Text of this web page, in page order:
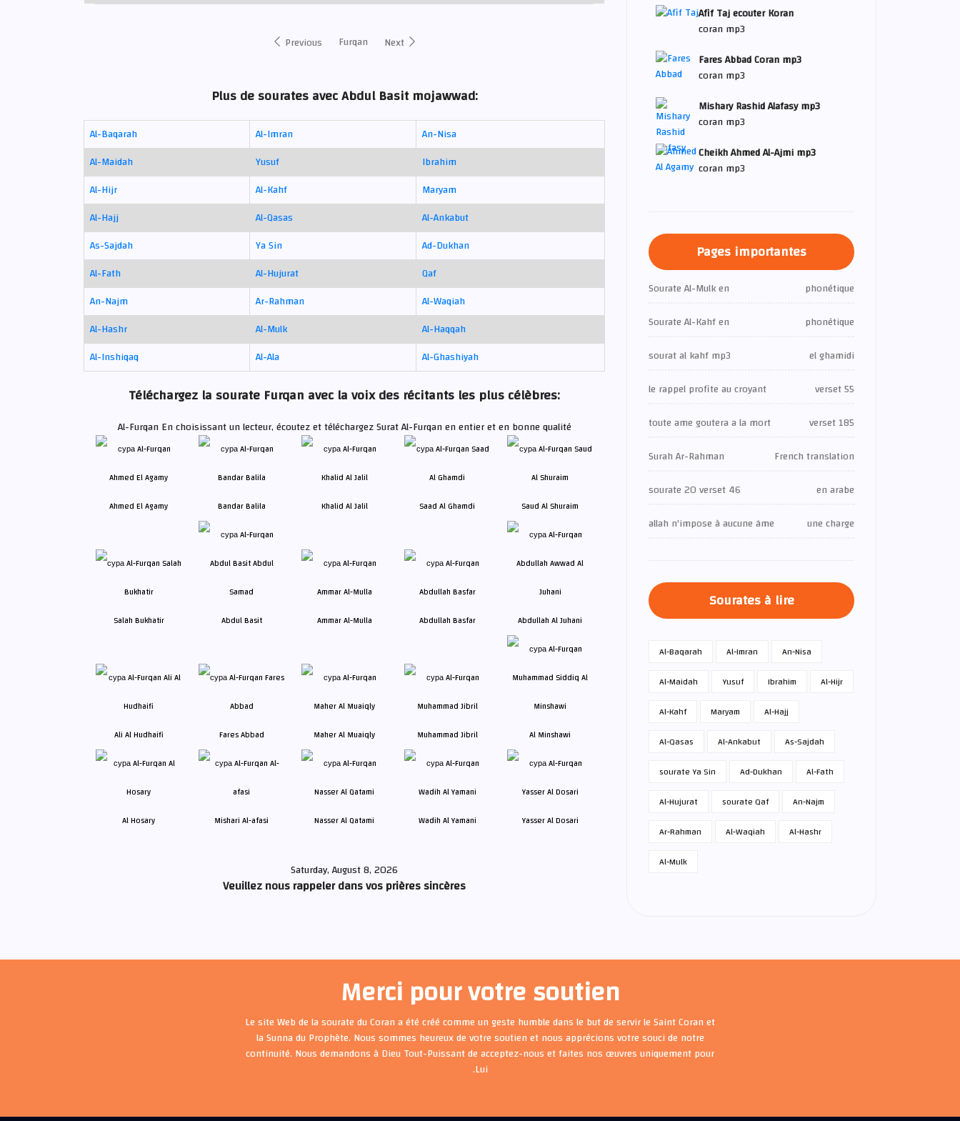
Previous Furqan Next
Plus de sourates avec Abdul Basit mojawwad:
Al-Baqarah Al-Imran
An-Nisa
Al-Maidah
Yusuf
Ibrahim
Al-Hijr
Al-Kahf
Maryam
Al-Hajj
Al-Qasas
Al-Ankabut
As-Sajdah
Ya Sin
Ad-Dukhan
Al-Fath
Al-Hujurat
Qaf
An-Najm
Ar-Rahman
Al-Waqiah
Al-Hashr
Al-Mulk
Al-Haqqah
Al-Inshiqaq
Al-Ala Al-Ghashiyah
Téléchargez la sourate Furqan avec la voix des récitants les plus célèbres:
Al-Furqan En choisissant un lecteur, écoutez et téléchargez Surat Al-Furqan en entier et en bonne qualité
Ahmed El Agamy Bandar Balila Khalid Al Jalil Saad Al Ghamdi Saud Al Shuraim
Salah Bukhatir Abdul Basit Ammar Al-Mulla Abdullah Basfar Abdullah Al Juhani
Ali Al Hudhaifi Fares Abbad Maher Al Muaiqly Muhammad Jibril Al Minshawi
Al Hosary Mishari Al-afasi Nasser Al Qatami Wadih Al Yamani Yasser Al Dosari
Saturday, August 8, 2026
Veuillez nous rappeler dans vos prières sincères
Afif Taj ecouter Koran
coran mp3
Fares Abbad Coran mp3
coran mp3
Mishary Rashid Alafasy mp3
coran mp3
Cheikh Ahmed Al-Ajmi mp3
coran mp3
Pages importantes
Sourate Al-Mulk en
phonétique
Sourate Al-Kahf en
phonétique
sourat al kahf mp3
el ghamidi
le rappel profite au croyant
verset 55
toute ame goutera a la mort
verset 185
Surah Ar-Rahman
French translation
sourate 20 verset 46
en arabe
allah n'impose à aucune âme
une charge
Sourates à lire
Al-Baqarah Al-Imran
An-Nisa
Al-Maidah
Yusuf Ibrahim
Al-Hijr
Al-Kahf
Maryam
Al-Hajj
Al-Qasas
Al-Ankabut
As-Sajdah
sourate Ya Sin
Ad-Dukhan
Al-Fath
Al-Hujurat
sourate Qaf
An-Najm
Ar-Rahman
Al-Waqiah
Al-Hashr
Al-Mulk
Merci pour votre soutien
Le site Web de la sourate du Coran a été créé comme un geste humble dans le but de servir le Saint Coran et
la Sunna du Prophète. Nous sommes heureux de votre soutien et nous apprécions votre souci de notre
continuité. Nous demandons à Dieu Tout-Puissant de acceptez-nous et faites nos œuvres uniquement pour
Lui.